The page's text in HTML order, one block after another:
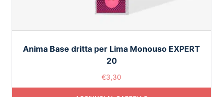
Anima Base dritta per Lima Monouso EXPERT
20
€3,30